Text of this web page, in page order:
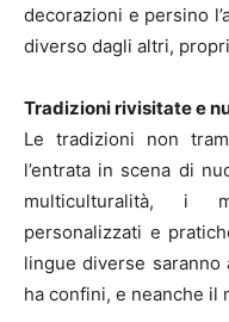
decorazioni e persino
diverso dagli altri,
Tradizioni rivisitate e
Le tradizioni non
l’entrata in scena di
multiculturalità, i
personalizzati e
lingue diverse saranno
ha confini, e neanche il